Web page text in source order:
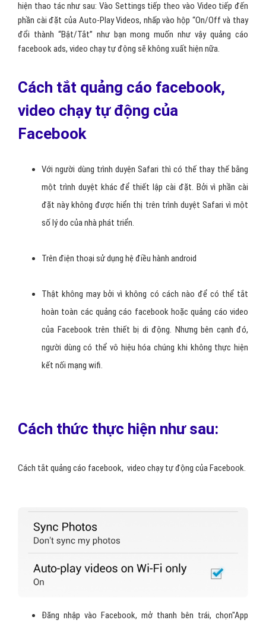
hiện thao tác như sau: Vào Settings tiếp theo vào Video tiếp đến
phần cài đặt của Auto-Play Videos, nhấp vào hộp “On/Off và thay
đổi thành “Bật/Tắt” như bạn mong muốn như vậy quảng cáo
facebook ads, video chạy tự động sẽ không xuất hiện nữa.
Cách tắt quảng cáo facebook,
video chạy tự động của
Facebook
Với người dùng trình duyện Safari thì có thế thay thế bằng
một trình duyệt khác để thiết lập cài đặt. Bởi vì phần cài
đặt này không được hiển thị trên trình duyệt Safari vì một
số lý do của nhà phát triển.
Trên điện thoại sử dụng hệ điều hành android
Thật không may bởi vì không có cách nào để có thể tắt
hoàn toàn các quảng cáo facebook hoặc quảng cáo video
của Facebook trên thiết bị di động. Nhưng bên cạnh đó,
người dùng có thể vô hiệu hóa chúng khi không thực hiện
kết nối mạng wifi.
Cách thức thực hiện như sau:
Cách tắt quảng cáo facebook, video chạy tự động của Facebook.
Đăng nhập vào Facebook, mở thanh bên trái, chọn"App